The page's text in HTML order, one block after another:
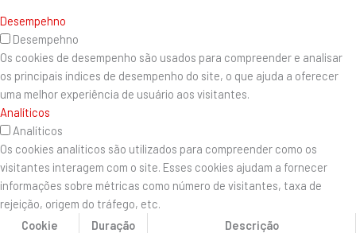
Desempehno
Desempehno
Os cookies de desempenho são usados ​​para compreender e analisar
os principais índices de desempenho do site, o que ajuda a oferecer
uma melhor experiência de usuário aos visitantes.
Analíticos
Analíticos
Os cookies analíticos são utilizados para compreender como os
visitantes interagem com o site. Esses cookies ajudam a fornecer
informações sobre métricas como número de visitantes, taxa de
rejeição, origem do tráfego, etc.
Cookie
Duração Descrição